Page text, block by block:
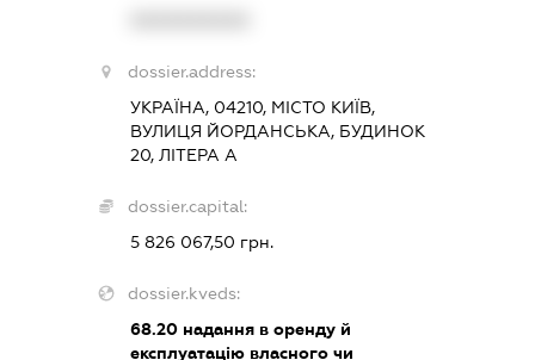
dossier.address:
УКРАЇНА, 04210, МІСТО КИЇВ,
ВУЛИЦЯ ЙОРДАНСЬКА, БУДИНОК
20, ЛІТЕРА А
dossier.capital:
5 826 067,50 грн.
dossier.kveds:
68.20надання в оренду й
експлуатацію власного чи